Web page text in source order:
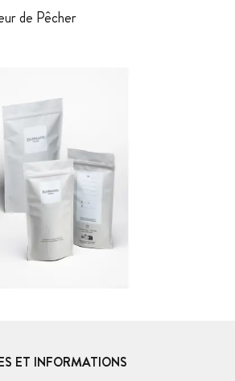
de Pêcher
ET INFORMATIONS